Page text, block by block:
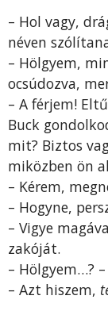
– Hol vagy,
néven
– Hölgyem,
ocsúdozva,
– A férjem!
Buck
mit? Biztos
miközben ön
– Kérem,
– Hogyne,
– Vigye
zakóját.
– Hölgyem…?
– Azt hiszem,